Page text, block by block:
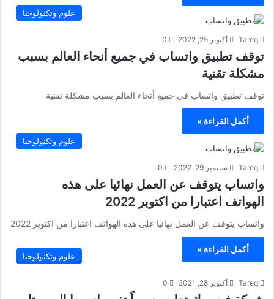
علوم وتكنولوجيا
Tareq أكتوبر 25, 2022 0
توقف تطبيق واتساب في جميع أنحاء العالم بسبب
مشكلة تقنية
توقف تطبيق واتساب في جميع أنحاء العالم بسبب مشكلة تقنية
أكمل القراءة »
علوم وتكنولوجيا
Tareq سبتمبر 29, 2022 0
واتساب يتوقف عن العمل نهائيا على هذه
الهواتف اعتبارا من اكتوبر 2022
واتساب يتوقف عن العمل نهائيا على هذه الهواتف اعتبارا من اكتوبر 2022
أكمل القراءة »
علوم وتكنولوجيا
Tareq أكتوبر 28, 2021 0